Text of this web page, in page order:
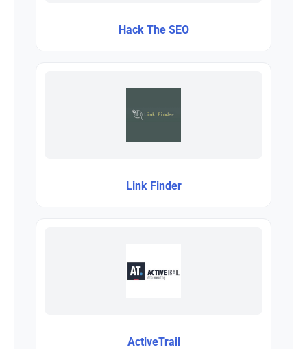
Hack The SEO
Link Finder
ActiveTrail